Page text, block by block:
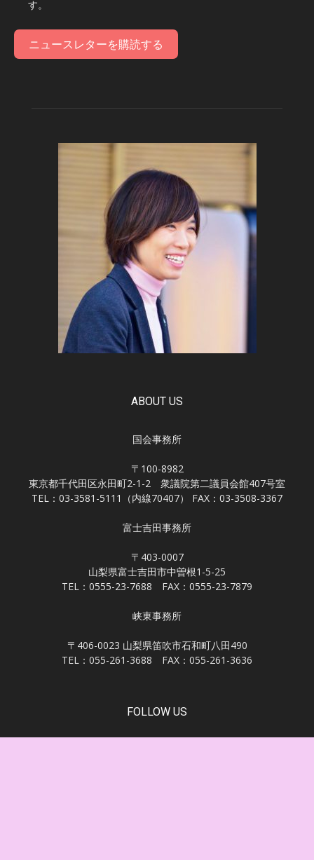
す。
ニュースレターを購読する
ABOUT US
国会事務所
〒100-8982
東京都千代田区永田町2-1-2 衆議院第二議員会館407号室
TEL：03-3581-5111（内線70407） FAX：03-3508-3367
富士吉田事務所
〒403-0007
山梨県富士吉田市中曽根1-5-25
TEL：0555-23-7688 FAX：0555-23-7879
峡東事務所
〒406-0023 山梨県笛吹市石和町八田490
TEL：055-261-3688 FAX：055-261-3636
FOLLOW US